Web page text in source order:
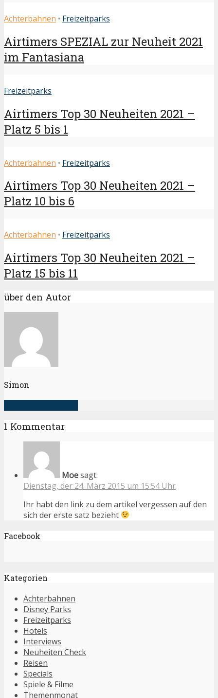
Achterbahnen • Freizeitparks
Airtimers SPEZIAL zur Neuheit 2021
im Fantasiana
Freizeitparks
Airtimers Top 30 Neuheiten 2021 –
Platz 5 bis 1
Achterbahnen • Freizeitparks
Airtimers Top 30 Neuheiten 2021 –
Platz 10 bis 6
Achterbahnen • Freizeitparks
Airtimers Top 30 Neuheiten 2021 –
Platz 15 bis 11
über den Autor
Simon
1 Kommentar
Moesagt:
Dienstag, der 24. März 2015 um 15:54 Uhr
Ihr habt den link zu dem artikel vergessen auf den
sich der erste satz bezieht
Facebook
Kategorien
Achterbahnen
Disney Parks
Freizeitparks
Hotels
Interviews
Neuheiten Check
Reisen
Specials
Spiele & Filme
Themenmonat